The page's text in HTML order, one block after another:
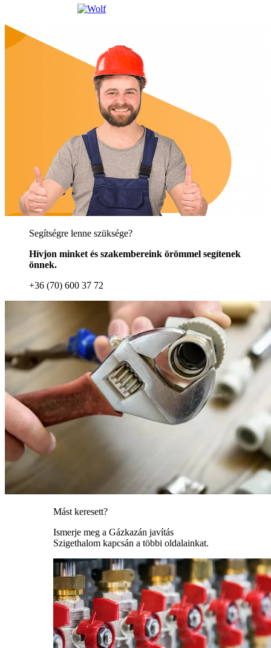
Segítségre lenne szüksége?
Hívjon minket és szakembereink örömmel segítenek
önnek.
+36 (70) 600 37 72
Mást keresett?
Ismerje meg a Gázkazán javítás
Szigethalom kapcsán a többi oldalainkat.